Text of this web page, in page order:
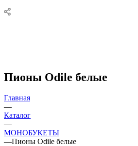
Пионы Odile белые
Главная
—
Каталог
—
МОНОБУКЕТЫ
—Пионы Odile белые